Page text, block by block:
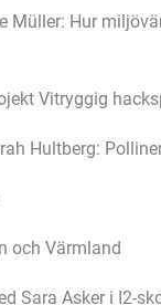
Müller: Hur
Vitryggig
Hultberg:
och Värmland
Sara Asker i I2-